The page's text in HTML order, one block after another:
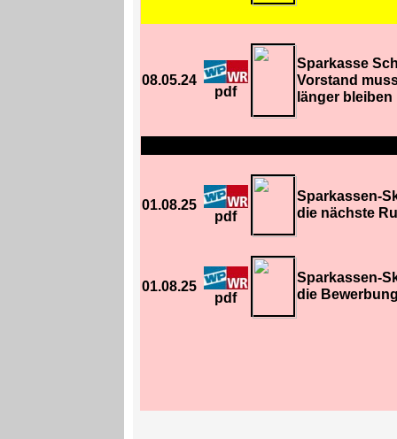
08.05.24
pdf
Sparkasse
Vorstand
länger bleiben
01.08.25
pdf
Sparkassen-
die nächste
01.08.25
pdf
Sparkassen-
die